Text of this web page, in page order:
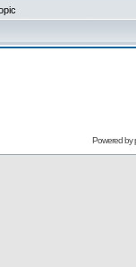
Powered by